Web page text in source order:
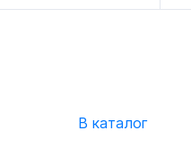
В каталог